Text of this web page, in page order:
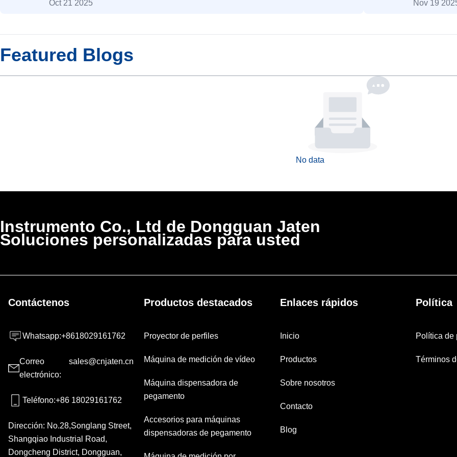
Oct 21 2025 Nov 19
Featured Blogs
No data
Instrumento Co., Ltd de Dongguan Jaten
Soluciones personalizadas para usted
Contáctenos
Whatsapp:+8618029161762
Correo
electrónico:
sales@cnjaten.cn
Teléfono:+86 18029161762
Dirección: No.28,Songlang Street,
Shangqiao Industrial Road,
Dongcheng District, Dongguan,
Productos destacados
Proyector de perfiles
Máquina de medición de vídeo
Máquina dispensadora de
pegamento
Accesorios para máquinas
dispensadoras de pegamento
Enlaces rápidos
Inicio
Productos
Sobre nosotros
Contacto
Blog
Política
Política de
Términos